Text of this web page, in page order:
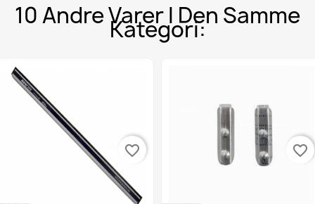
10 Andre Varer I Den Samme
Kategori:
favorite_border favorite_border